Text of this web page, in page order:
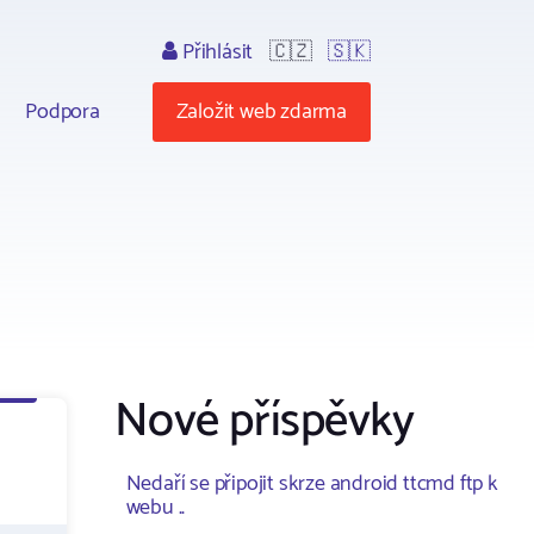
Podpora
Přihlásit 🇨🇿 🇸🇰
Založit web zdarma
Nové příspěvky
Nedaří se připojit skrze android ttcmd ftp k
webu ..